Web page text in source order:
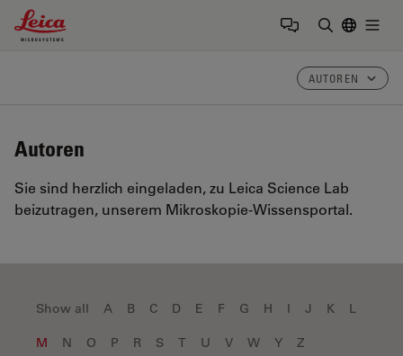
Leica Microsystems Logo
AUTOREN
Autoren
Sie sind herzlich eingeladen, zu Leica Science Lab
beizutragen, unserem Mikroskopie-Wissensportal.
Show all A B C D E F G H I J K L
M N O P R S T U V W Y Z